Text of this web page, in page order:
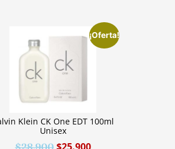
¡Oferta!
Klein CK One EDT 100ml
Unisex